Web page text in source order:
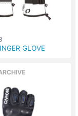
GLOVE